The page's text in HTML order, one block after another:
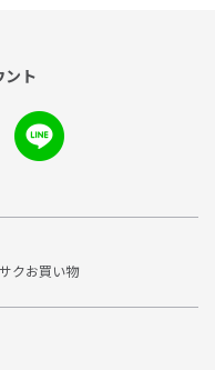
ント
クお買い物